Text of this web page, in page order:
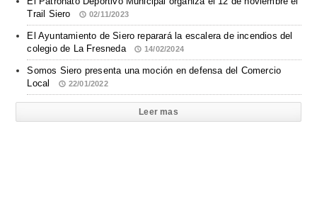
Trail Siero
02/11/2023
El Ayuntamiento de Siero reparará la escalera de incendios del
colegio de La Fresneda
14/02/2024
Somos Siero presenta una moción en defensa del Comercio
Local
22/01/2022
Leer mas